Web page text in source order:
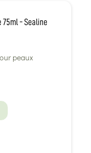
75ml - Sealine